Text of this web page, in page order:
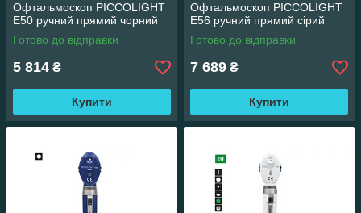
Офтальмоскоп PICCOLIGHT
E50 ручний прямий чорний
Готово до відправки
5 814 ₴
Купити
Офтальмоскоп PICCOLIGHT
E56 ручний прямий сірий
Готово до відправки
7 689 ₴
Купити